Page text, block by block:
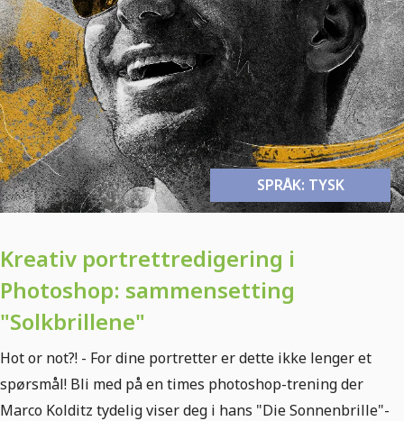
SPRÅK: TYSK
Kreativ portrettredigering i
Photoshop: sammensetting
"Solkbrillene"
Hot or not?! - For dine portretter er dette ikke lenger et
spørsmål! Bli med på en times photoshop-trening der
Marco Kolditz tydelig viser deg i hans "Die Sonnenbrille"-